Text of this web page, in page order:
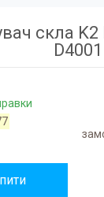
скла K2
D4001